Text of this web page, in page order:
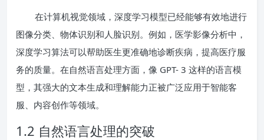
在计算机视觉领域，深度学习模型已经能够有效地进行
图像分类、物体识别和人脸识别。例如，医学影像分析中，
深度学习算法可以帮助医生更准确地诊断疾病，提高医疗服
务的质量。在自然语言处理方面，像 GPT- 3 这样的语言模
型，其强大的文本生成和理解能力正被广泛应用于智能客
服、内容创作等领域。
1.2 自然语言处理的突破